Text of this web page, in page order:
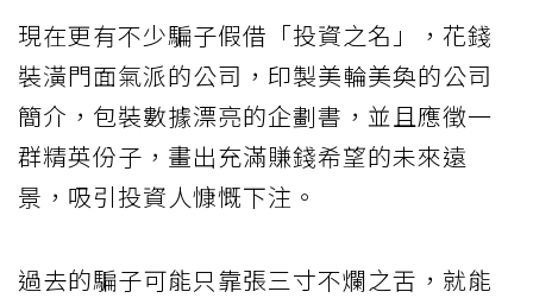
現在更有不少騙子假借「投資之名」，花錢
裝潢門面氣派的公司，印製美輪美奐的公司
簡介，包裝數據漂亮的企劃書，並且應徵一
群精英份子，畫出充滿賺錢希望的未來遠
景，吸引投資人慷慨下注。
過去的騙子可能只靠張三寸不爛之舌，就能